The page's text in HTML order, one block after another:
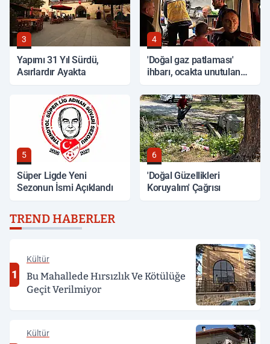
3
Yapımı 31 Yıl Sürdü,
Asırlardır Ayakta
4
'Doğal gaz patlaması'
ihbarı, ocakta unutulan
5
Süper Ligde Yeni
Sezonun İsmi Açıklandı
6
'Doğal Güzellikleri
Koruyalım' Çağrısı
TREND HABERLER
1
Kültür
Bu Mahallede Hırsızlık Ve Kötülüğe
Geçit Verilmiyor
Kültür